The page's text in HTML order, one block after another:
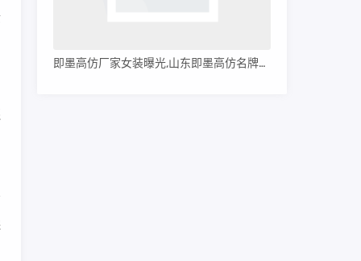
即墨高仿厂家女装曝光,山东即墨高仿名牌服装